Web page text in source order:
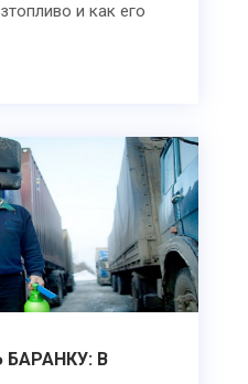
и как его
БАРАНКУ: В